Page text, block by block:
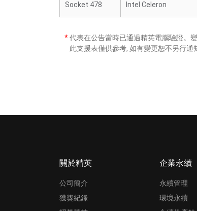
Socket 478 Intel Celeron
*代表在公告當時已通過精英電腦驗證。
此支援表僅供參考, 如有變更恕不另行通
關於精英
公司簡介
獲獎紀錄
企業永續
永續管理
環境永續